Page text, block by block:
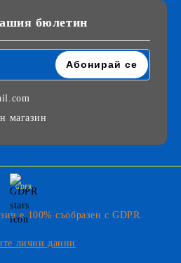
бюлетин
магазин
GDPR
е 100% съобразен с GDPR.
лични данни